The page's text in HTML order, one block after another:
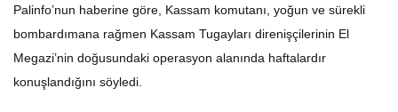
Palinfo’nun haberine göre, Kassam komutanı, yoğun ve sürekli
bombardımana rağmen Kassam Tugayları direnişçilerinin El
Megazi’nin doğusundaki operasyon alanında haftalardır
konuşlandığını söyledi.